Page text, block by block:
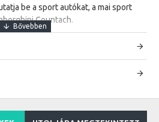
be a sport autókat, a mai sport
Countach.